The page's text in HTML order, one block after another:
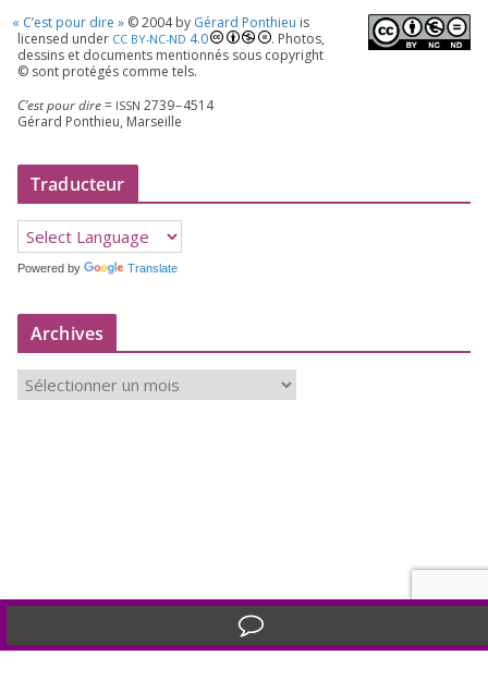
« C’est pour dire » ©2004by Gérard Ponthieu is
licen­sed under CC BY-NC-ND 4.0
. Photos,
des­sins et docu­ments men­tion­nés sous copy­right
© sont pro­té­gés comme tels.
C’est pour dire= ISSN 2739–4514
Gérard Ponthieu, Marseille
Traducteur
Powered by Translate
Archives
r